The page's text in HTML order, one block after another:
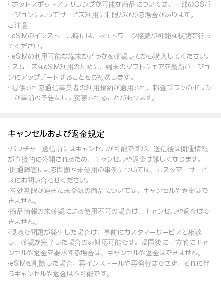
· ホットスポット／テザリングが可能な商品については、一部のOSバ
ージョンによってサービス利用に制限がかかる場合があります。
ご注意
· eSIMのインストール時には、ネットワーク接続が可能な状態で行っ
てください。
· eSIMの利用可能な端末かどうかを確認してから購入してください。
· スムーズなeSIM利用のために、端末のソフトウェアを最新バージョ
ンにアップデートすることをお勧めします。
· 提供される通信事業者の利用規約が適用され、料金プランのポリシ
ーが事前の予告なしに変更されることがあります。
キャンセルおよび返金規定
·バウチャー送信前にはキャンセルが可能ですが、送信後は開通情報
が直接的に公開されるため、キャンセルや返金は難しくなります。
·開通障害による問題や未使用の事例については、カスタマーサービ
スにお問い合わせください。
·有効期限が過ぎた未登録の商品については、キャンセルや返金はで
きません。
·商品情報の未確認による使用不可の場合は、キャンセルや返金はで
きません。
·現地で問題が発生した場合は、事前にカスタマーサービスと相談
し、確認が完了した場合のみ対応可能です。帰国後に一方的にキャ
ンセルや返金を要求する場合は、キャンセルや返金はできません。
·eSIMを削除した場合、再インストールや再発行はできず、それに伴
うキャンセルや返金は不可能です。